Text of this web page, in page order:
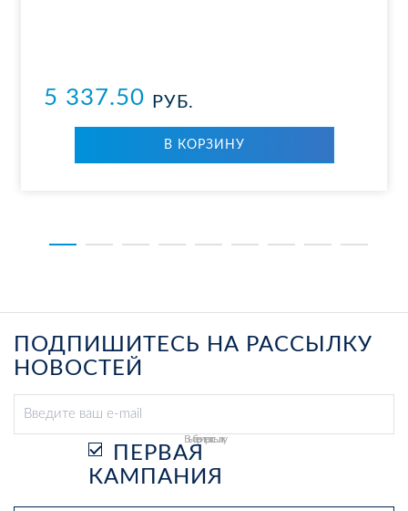
5 337.50 РУБ.
В КОР­ЗИ­НУ
ПОДПИШИТЕСЬ НА РАССЫЛКУ
НОВОСТЕЙ
Выберите рассылку
ПЕРВАЯ
КАМПАНИЯ